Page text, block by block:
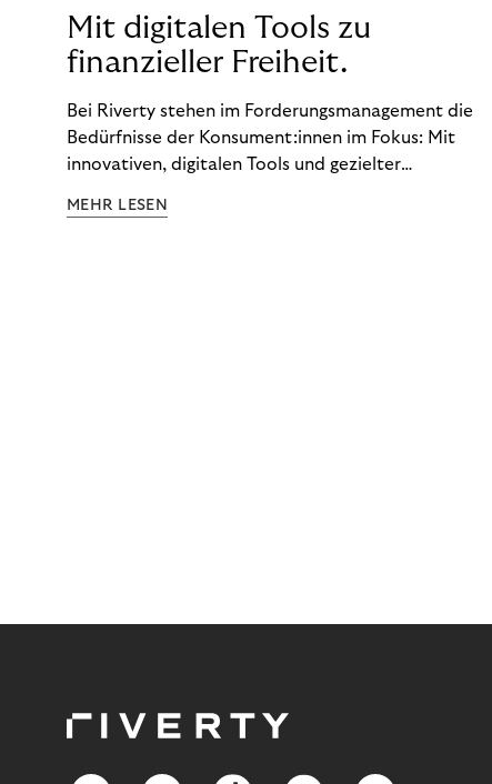
Mit digitalen Tools zu
finanzieller Freiheit.
Bei Riverty stehen im Forderungsmanagement die
Bedürfnisse der Konsument:innen im Fokus: Mit
innovativen, digitalen Tools und gezielter
ein Leben in finanzieller Freiheit zu führen. So
MEHR LESEN